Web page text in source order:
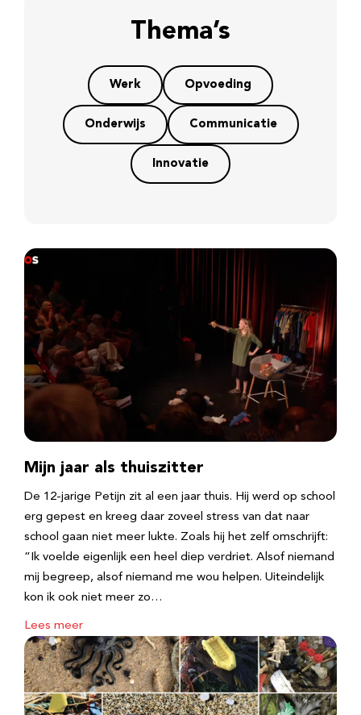
Thema’s
Werk Opvoeding
Onderwijs Communicatie
Innovatie
Mijn jaar als thuiszitter
De 12-jarige Petijn zit al een jaar thuis. Hij werd op school
erg gepest en kreeg daar zoveel stress van dat naar
school gaan niet meer lukte. Zoals hij het zelf omschrijft:
“Ik voelde eigenlijk een heel diep verdriet. Alsof niemand
mij begreep, alsof niemand me wou helpen. Uiteindelijk
kon ik ook niet meer zo…
Lees meer